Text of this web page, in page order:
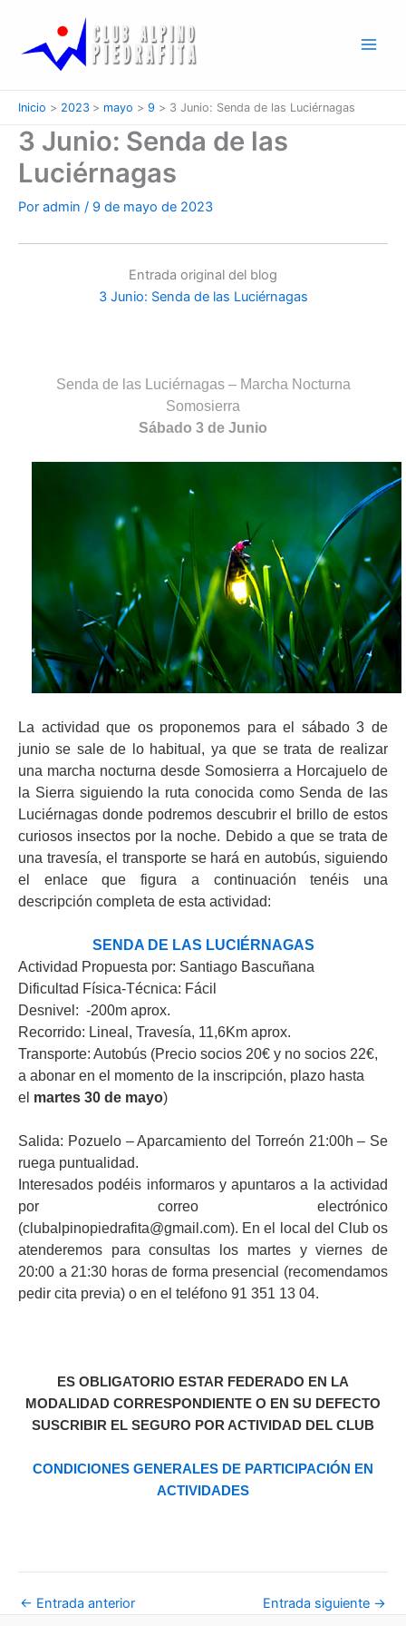
contenido
Inicio 2023 mayo 9 3 Junio: Senda de las Luciérnagas
3 Junio: Senda de las
Luciérnagas
Por admin / 9 de mayo de 2023
Entrada original del blog
3 Junio: Senda de las Luciérnagas
Senda de las Luciérnagas – Marcha Nocturna
Somosierra
Sábado 3 de Junio
La actividad que os proponemos para el sábado 3 de
junio se sale de lo habitual, ya que se trata de realizar
una marcha nocturna desde Somosierra a Horcajuelo de
la Sierra siguiendo la ruta conocida como Senda de las
Luciérnagas donde podremos descubrir el brillo de estos
curiosos insectos por la noche. Debido a que se trata de
una travesía, el transporte se hará en autobús, siguiendo
el enlace que figura a continuación tenéis una
descripción completa de esta actividad:
SENDA DE LAS LUCIÉRNAGAS
Actividad Propuesta por: Santiago Bascuñana
Dificultad Física-Técnica: Fácil
Desnivel: -200m aprox.
Recorrido: Lineal, Travesía, 11,6Km aprox.
Transporte: Autobús (Precio socios 20€ y no socios 22€,
a abonar en el momento de la inscripción, plazo hasta
el martes 30 de mayo)
Salida: Pozuelo – Aparcamiento del Torreón 21:00h – Se
ruega puntualidad.
Interesados podéis informaros y apuntaros a la actividad
por correo electrónico
(clubalpinopiedrafita@gmail.com). En el local del Club os
atenderemos para consultas los martes y viernes de
20:00 a 21:30 horas de forma presencial (recomendamos
pedir cita previa) o en el teléfono 91 351 13 04.
ES OBLIGATORIO ESTAR FEDERADO EN LA
MODALIDAD CORRESPONDIENTE O EN SU DEFECTO
SUSCRIBIR EL SEGURO POR ACTIVIDAD DEL CLUB
CONDICIONES GENERALES DE PARTICIPACIÓN EN
ACTIVIDADES
← Entrada anterior Entrada siguiente →